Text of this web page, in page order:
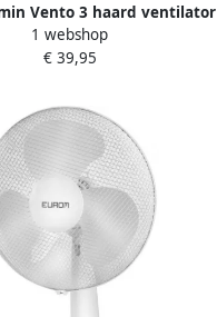
Vento 3 haard ventilator
| 365207
1 webshop
€ 39,95